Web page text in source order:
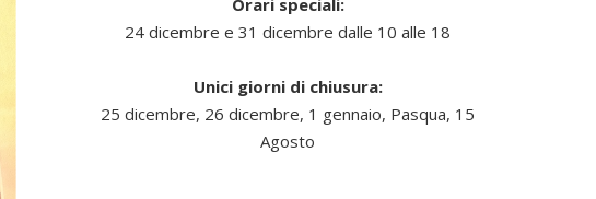
24 dicembre e 31 dicembre dalle 10 alle 18
Unici giorni di chiusura:
25 dicembre, 26 dicembre, 1 gennaio, Pasqua, 15
Agosto